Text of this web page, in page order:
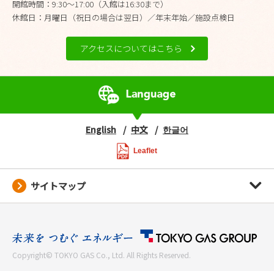
開館時間：9:30～17:00（入館は16:30まで）
休館日：月曜日（祝日の場合は翌日）／年末年始／施設点検日
アクセスについてはこちら
English 中文 한글어
Leaflet
サイトマップ
Copyright© TOKYO GAS Co., Ltd. All Rights Reserved.